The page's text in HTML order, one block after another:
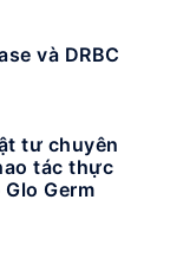
và DRBC
tư chuyên
tác thực
Germ